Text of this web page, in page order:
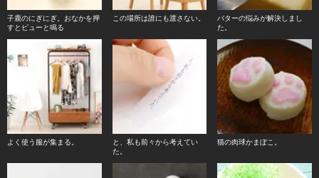
子鹿のにぎにぎ。おなかを押
すとピューと鳴る
この場所は誰にも渡さない。
バターの悩みが解決しまし
た。
よく使う服が集まる。
と、私も前々から考えてい
た。
猫の肉球かまぼこ。